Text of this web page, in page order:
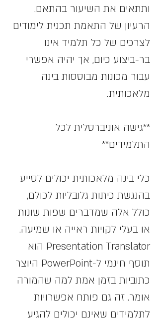
ותתאים את השיעור בהתאם.
הרעיון של התאמת תכנית לימודים
לצרכים של כל תלמיד אינו
בר-ביצוע כיום, אך יהיה אפשרי
עבור מכונות מבוססות בינה
מלאכותית.
**גישה אוניברסלית לכל
התלמידים**
כלי בינה מלאכותית יכולים לסייע
בהנגשת כיתות גלובליות לכולם,
כולל אלה שמדברים שפות שונות
או בעלי לקויות ראייה או שמיעה.
Presentation Translator הוא
תוסף חינמי ל-PowerPoint היוצר
כתוביות בזמן אמת למה שהמורה
אומר. זה גם פותח אפשרויות
לתלמידים שאינם יכולים להגיע